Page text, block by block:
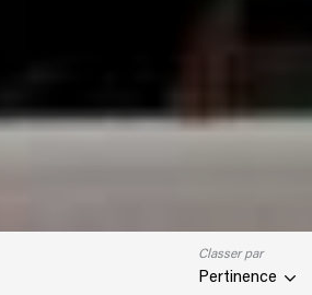
Classer par
Pertinence